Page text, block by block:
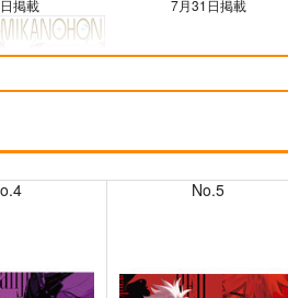
掲載 7月31日掲載
No.5